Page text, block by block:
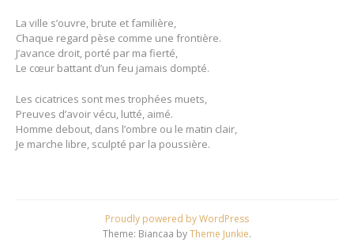
La ville s’ouvre, brute et familière,
Chaque regard pèse comme une frontière.
J’avance droit, porté par ma fierté,
Le cœur battant d’un feu jamais dompté.
Les cicatrices sont mes trophées muets,
Preuves d’avoir vécu, lutté, aimé.
Homme debout, dans l’ombre ou le matin clair,
Je marche libre, sculpté par la poussière.
Proudly powered by WordPress
Theme: Biancaa byTheme Junkie.